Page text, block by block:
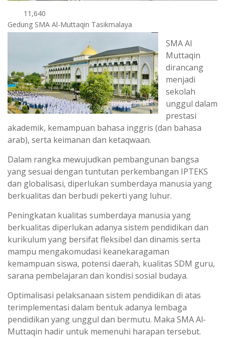
11,640
Gedung SMA Al-Muttaqin Tasikmalaya
SMA Al
Muttaqin
dirancang
menjadi
sekolah
unggul dalam
prestasi
akademik, kemampuan bahasa inggris (dan bahasa
arab), serta keimanan dan ketaqwaan.
Dalam rangka mewujudkan pembangunan bangsa
yang sesuai dengan tuntutan perkembangan IPTEKS
dan globalisasi, diperlukan sumberdaya manusia yang
berkualitas dan berbudi pekerti yang luhur.
Peningkatan kualitas sumberdaya manusia yang
berkualitas diperlukan adanya sistem pendidikan dan
kurikulum yang bersifat fleksibel dan dinamis serta
mampu mengakomudasi keanekaragaman
kemampuan siswa, potensi daerah, kualitas SDM guru,
sarana pembelajaran dan kondisi sosial budaya.
Optimalisasi pelaksanaan sistem pendidikan di atas
terimplementasi dalam bentuk adanya lembaga
pendidikan yang unggul dan bermutu. Maka SMA Al-
Muttaqin hadir untuk memenuhi harapan tersebut.